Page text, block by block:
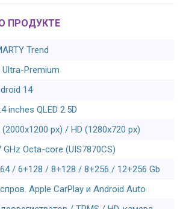
ПРОДУКТЕ
Trend
Ultra-Premium
14
inches QLED 2.5D
(2000x1200 px) / HD (1280x720 px)
GHz Octa-core (UIS7870CS)
/ 6+128 / 8+128 / 8+256 / 12+256 Gb
Apple CarPlay и Android Auto